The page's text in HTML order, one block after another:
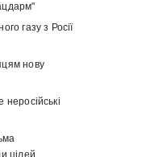
газу з Росії
нову